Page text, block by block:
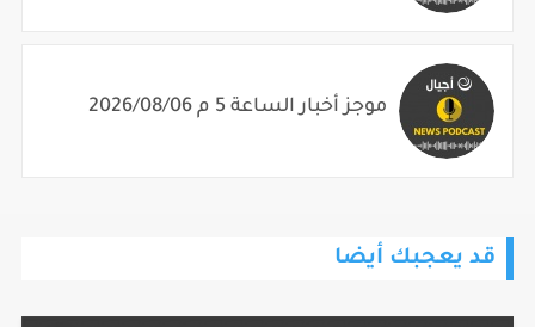
موجز أخبار الساعة 5 م 2026/08/06
قد يعجبك أيضا